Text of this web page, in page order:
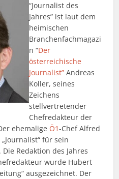
“Journalist des
Jahres” ist laut dem
heimischen
Branchenfachmagazi
n “Der
österreichische
Journalist” Andreas
Koller, seines
Zeichens
stellvertretender
Chefredakteur der
ehemalige Ö1-Chef Alfred
für sein
Redaktion des Jahres
wurde Hubert
ausgezeichnet. Der